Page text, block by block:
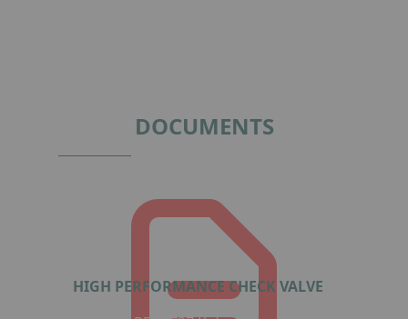
DOCUMENTS
HIGH PERFORMANCE CHECK VALVE